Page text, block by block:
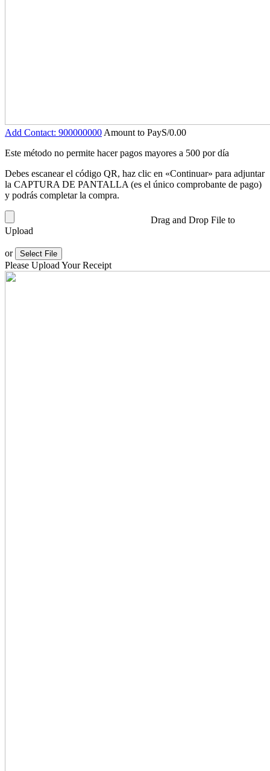
Add Contact: 900000000 Amount to PayS/0.00
Este método no permite hacer pagos mayores a 500 por día
Debes escanear el código QR, haz clic en «Continuar» para adjuntar
la CAPTURA DE PANTALLA (es el único comprobante de pago)
y podrás completar la compra.
Drag and Drop File to
Upload
or Select File
Please Upload Your Receipt